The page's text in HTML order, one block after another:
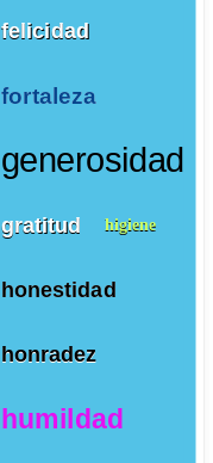
felicidad
fortaleza
generosidad
gratitud higiene
honestidad
honradez
humildad